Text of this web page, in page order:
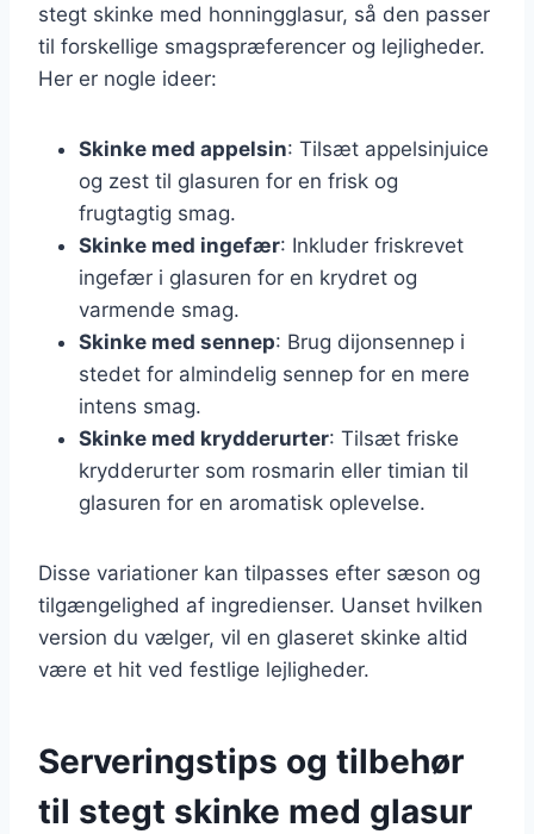
stegt skinke med honningglasur, så den passer
til forskellige smagspræferencer og lejligheder.
Her er nogle ideer:
Skinke med appelsin: Tilsæt appelsinjuice
og zest til glasuren for en frisk og
frugtagtig smag.
Skinke med ingefær: Inkluder friskrevet
ingefær i glasuren for en krydret og
varmende smag.
Skinke med sennep: Brug dijonsennep i
stedet for almindelig sennep for en mere
intens smag.
Skinke med krydderurter: Tilsæt friske
krydderurter som rosmarin eller timian til
glasuren for en aromatisk oplevelse.
Disse variationer kan tilpasses efter sæson og
tilgængelighed af ingredienser. Uanset hvilken
version du vælger, vil en glaseret skinke altid
være et hit ved festlige lejligheder.
Serveringstips og tilbehør
til stegt skinke med glasur